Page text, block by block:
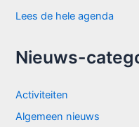
Lees de hele agenda
Nieuws-
Activiteiten
Algemeen nieuws